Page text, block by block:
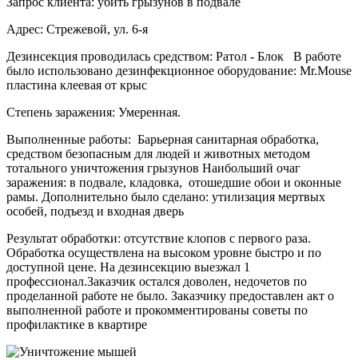
Адрес: Стрежевой, ул. 6-я
Дезинсекция проводилась средством: Ратол - Блок В работе
было использовано дезинфекционное оборудование: Mr.Mouse
пластина клеевая от крыс
Степень заражения: Умеренная.
Выполненные работы: Барьерная санитарная обработка,
средством безопасным для людей и животных методом
тотального уничтожения грызунов Наибольший очаг
заражения: в подвале, кладовка, отошедшие обои и оконные
рамы. Дополнительно было сделано: утилизация мертвых
особей, подъезд и входная дверь
Результат обработки: отсутствие клопов с первого раза.
Обработка осуществлена на высоком уровне быстро и по
доступной цене. На дезинсекцию выезжал 1
профессионал.Заказчик остался доволен, недочетов по
проделанной работе не было. Заказчику предоставлен акт о
выполненной работе и прокомментированы советы по
профилактике в квартире